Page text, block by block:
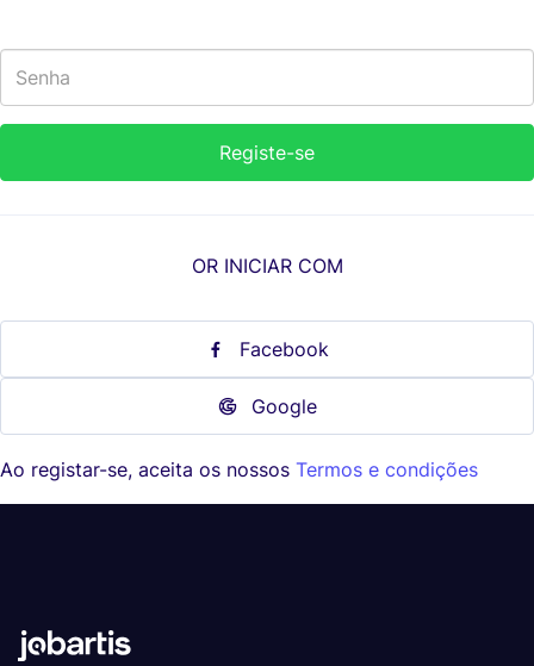
OR INICIAR COM
Facebook
Google
Ao registar-se, aceita os nossos Termos e condições